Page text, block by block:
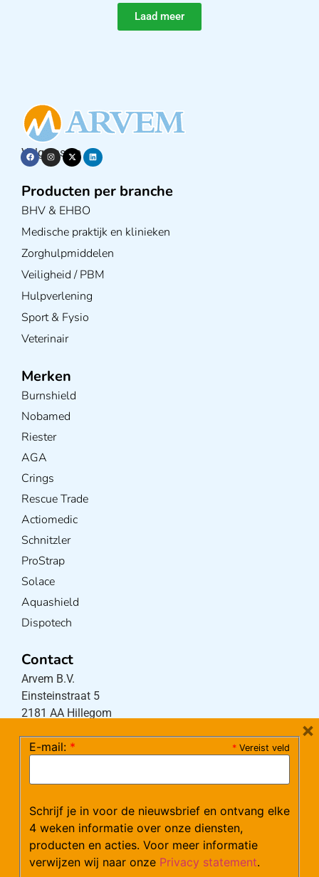
Laad meer
Volg ons op
Producten per branche
BHV & EHBO
Medische praktijk en klinieken
Zorghulpmiddelen
Veiligheid / PBM
Hulpverlening
Sport & Fysio
Veterinair
Merken
Burnshield
Nobamed
Riester
AGA
Crings
Rescue Trade
Actiomedic
Schnitzler
ProStrap
Solace
Aquashield
Dispotech
Contact
Arvem B.V.
Einsteinstraat 5
2181 AA Hillegom
(maandag – donderdag 08:30-17:15 uur / vrijdag
Mail:klantenservice@arvem.nl
Werken bij Arvem?
* Vereist veld
E-mail: *
Schrijf je in voor de nieuwsbrief en ontvang elke
4 weken informatie over onze diensten,
producten en acties. Voor meer informatie
verwijzen wij naar onze Privacy statement.
×